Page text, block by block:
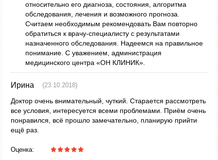
относительно его диагноза, состояния, алгоритма
обследования, лечения и возможного прогноза.
Считаем необходимым рекомендовать Вам повторно
обратиться к врачу-специалисту с результатами
назначенного обследования. Надеемся на правильное
понимание. С уважением, администрация
медицинского центра «ОН КЛИНИК».
Ирина (23.10.2018)
Доктор очень внимательный, чуткий. Старается рассмотреть
все условия, интересуется всеми проблемами. Приём очень
понравился, всё прошло замечательно, планирую прийти
ещё раз.
Оценка: